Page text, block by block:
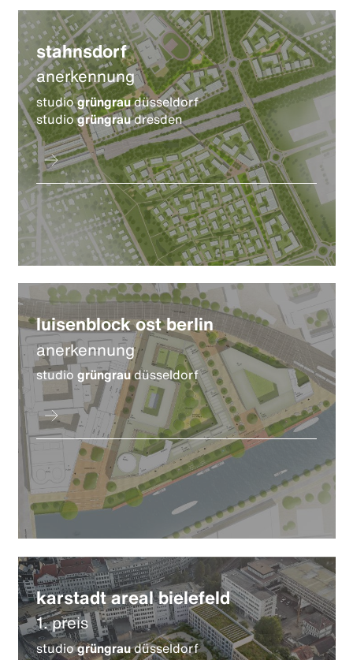
stahnsdorf
anerkennung
studiogrüngraudüsseldorf
studiogrüngraudresden
luisenblock ost berlin
anerkennung
studiogrüngraudüsseldorf
karstadt areal bielefeld
1. preis
studiogrüngraudüsseldorf